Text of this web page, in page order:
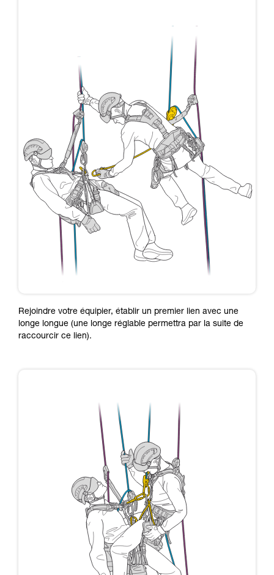
Rejoindre votre équipier, établir un premier lien avec une
longe longue (une longe réglable permettra par la suite de
raccourcir ce lien).